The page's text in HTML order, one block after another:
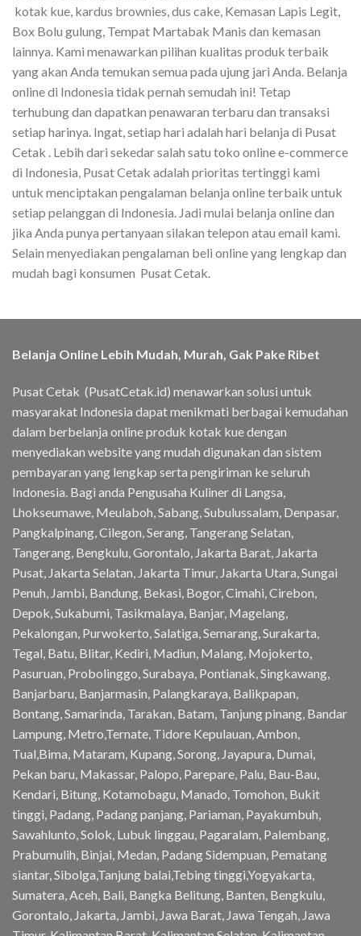
kotak kue, kardus brownies, dus cake, Kemasan Lapis Legit,
Box Bolu gulung, Tempat Martabak Manis dan kemasan
lainnya. Kami menawarkan pilihan kualitas produk terbaik
yang akan Anda temukan semua pada ujung jari Anda. Belanja
online di Indonesia tidak pernah semudah ini! Tetap
terhubung dan dapatkan penawaran terbaru dan transaksi
setiap harinya. Ingat, setiap hari adalah hari belanja di Pusat
Cetak . Lebih dari sekedar salah satu toko online e-commerce
di Indonesia, Pusat Cetak adalah prioritas tertinggi kami
untuk menciptakan pengalaman belanja online terbaik untuk
setiap pelanggan di Indonesia. Jadi mulai belanja online dan
jika Anda punya pertanyaan silakan telepon atau email kami.
Selain menyediakan pengalaman beli online yang lengkap dan
mudah bagi konsumen Pusat Cetak.
Belanja Online Lebih Mudah, Murah, Gak Pake Ribet
Pusat Cetak (PusatCetak.id) menawarkan solusi untuk
masyarakat Indonesia dapat menikmati berbagai kemudahan
dalam berbelanja online produk kotak kue dengan
menyediakan website yang mudah digunakan dan sistem
pembayaran yang lengkap serta pengiriman ke seluruh
Indonesia. Bagi anda Pengusaha Kuliner di Langsa,
Lhokseumawe, Meulaboh, Sabang, Subulussalam, Denpasar,
Pangkalpinang, Cilegon, Serang, Tangerang Selatan,
Tangerang, Bengkulu, Gorontalo, Jakarta Barat, Jakarta
Pusat, Jakarta Selatan, Jakarta Timur, Jakarta Utara, Sungai
Penuh, Jambi, Bandung, Bekasi, Bogor, Cimahi, Cirebon,
Depok, Sukabumi, Tasikmalaya, Banjar, Magelang,
Pekalongan, Purwokerto, Salatiga, Semarang, Surakarta,
Tegal, Batu, Blitar, Kediri, Madiun, Malang, Mojokerto,
Pasuruan, Probolinggo, Surabaya, Pontianak, Singkawang,
Banjarbaru, Banjarmasin, Palangkaraya, Balikpapan,
Bontang, Samarinda, Tarakan, Batam, Tanjung pinang, Bandar
Lampung, Metro,Ternate, Tidore Kepulauan, Ambon,
Tual,Bima, Mataram, Kupang, Sorong, Jayapura, Dumai,
Pekan baru, Makassar, Palopo, Parepare, Palu, Bau-Bau,
Kendari, Bitung, Kotamobagu, Manado, Tomohon, Bukit
tinggi, Padang, Padang panjang, Pariaman, Payakumbuh,
Sawahlunto, Solok, Lubuk linggau, Pagaralam, Palembang,
Prabumulih, Binjai, Medan, Padang Sidempuan, Pematang
siantar, Sibolga,Tanjung balai,Tebing tinggi,Yogyakarta,
Sumatera, Aceh, Bali, Bangka Belitung, Banten, Bengkulu,
Gorontalo, Jakarta, Jambi, Jawa Barat, Jawa Tengah, Jawa